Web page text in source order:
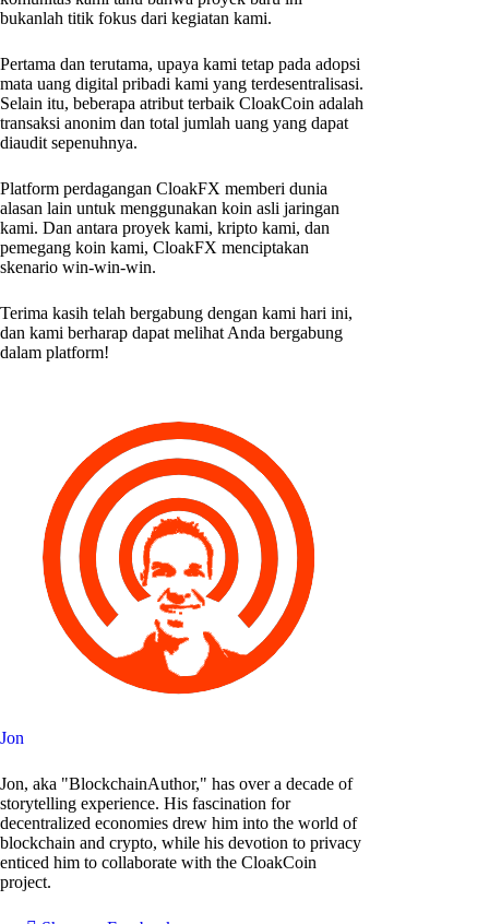
bukanlah titik fokus dari kegiatan kami.
Pertama dan terutama, upaya kami tetap pada adopsi
mata uang digital pribadi kami yang terdesentralisasi.
Selain itu, beberapa atribut terbaik CloakCoin adalah
transaksi anonim dan total jumlah uang yang dapat
diaudit sepenuhnya.
Platform perdagangan CloakFX memberi dunia
alasan lain untuk menggunakan koin asli jaringan
kami. Dan antara proyek kami, kripto kami, dan
pemegang koin kami, CloakFX menciptakan
skenario win-win-win.
Terima kasih telah bergabung dengan kami hari ini,
dan kami berharap dapat melihat Anda bergabung
dalam platform!
Jon
Jon, aka "BlockchainAuthor," has over a decade of
storytelling experience. His fascination for
decentralized economies drew him into the world of
blockchain and crypto, while his devotion to privacy
enticed him to collaborate with the CloakCoin
project.